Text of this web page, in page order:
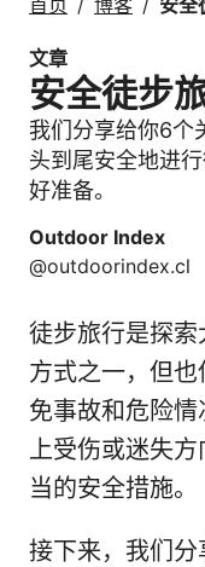
首页 博客 安全
文章
安全徒步
我们分享给你6个
头到尾安全地进
好准备。
Outdoor Index
@outdoorindex.cl
徒步旅行是探
方式之一，但
免事故和危险
上受伤或迷失
当的安全措施。
接下来，我们